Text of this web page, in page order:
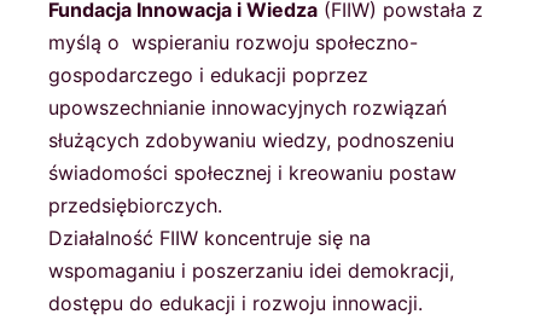
Fundacja Innowacja i Wiedza (FIIW) powstała z
myślą o wspieraniu rozwoju społeczno-
gospodarczego i edukacji poprzez
upowszechnianie innowacyjnych rozwiązań
służących zdobywaniu wiedzy, podnoszeniu
świadomości społecznej i kreowaniu postaw
przedsiębiorczych.
Działalność FIIW koncentruje się na
wspomaganiu i poszerzaniu idei demokracji,
dostępu do edukacji i rozwoju innowacji.